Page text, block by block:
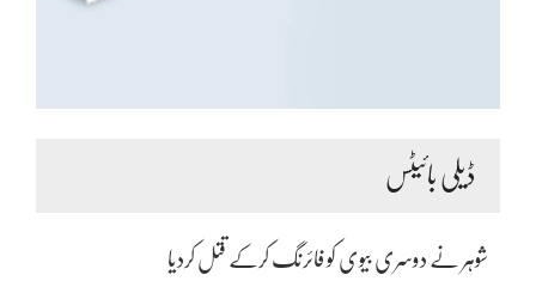
ڈیلی بائیٹس
شوہر نے دوسری بیوی کو فائرنگ کرکے قتل کردیا